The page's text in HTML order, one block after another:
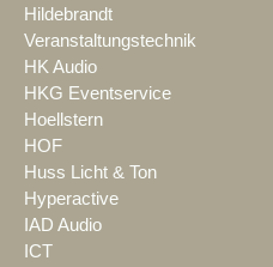
Hildebrandt
Veranstaltungstechnik
HK Audio
HKG Eventservice
Hoellstern
HOF
Huss Licht & Ton
Hyperactive
IAD Audio
ICT